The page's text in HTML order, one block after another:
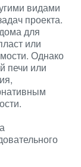
видами
проекта.
для
или
Однако
печи или